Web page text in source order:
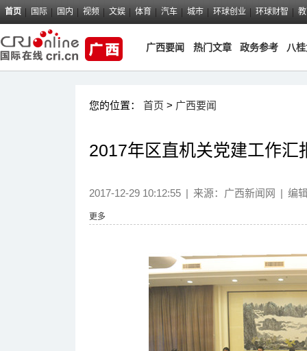
首页 国际 国内 视频 文娱 体育 汽车 城市 环球创业 环球财智
广西要闻 热门文章 政务参考 八
您的位置： 首页 > 广西要闻
2017年区直机关党建工作汇
2017-12-29 10:12:55 | 来源： 广西新闻网 | 编
更多